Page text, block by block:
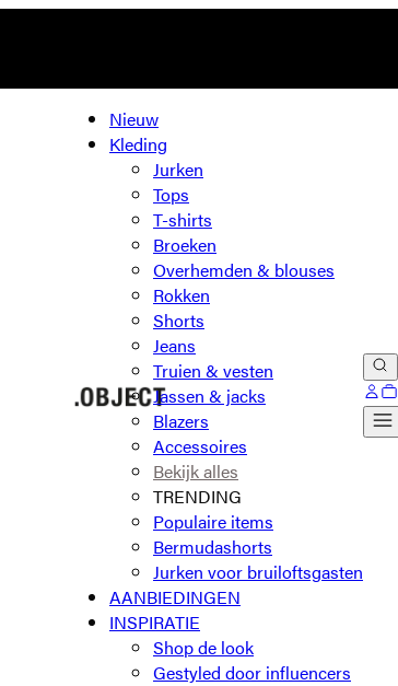
Nieuw
Kleding
Jurken
Tops
T-shirts
Broeken
Overhemden & blouses
Rokken
Shorts
Jeans
Truien & vesten
Jassen & jacks
Blazers
Accessoires
Bekijk alles
TRENDING
Populaire items
Bermudashorts
Jurken voor bruiloftsgasten
AANBIEDINGEN
INSPIRATIE
Shop de look
Gestyled door influencers